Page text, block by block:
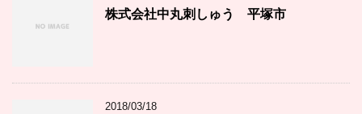
株式会社中丸刺しゅう 平塚市
2018/03/18